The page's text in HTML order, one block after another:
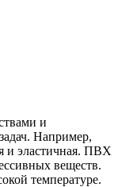
и
Например,
и эластичная. ПВХ
веществ.
температуре.